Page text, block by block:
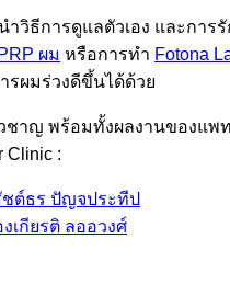
ำวิธีการดูแลตัวเอง และการ
ผม หรือการทำ Fotona
รผมร่วงดีขึ้นได้ด้วย
ชาญ พร้อมทั้งผลงานของแพ
Clinic :
ต์ธร ปัญจประทีป
เกียรติ ลออวงศ์